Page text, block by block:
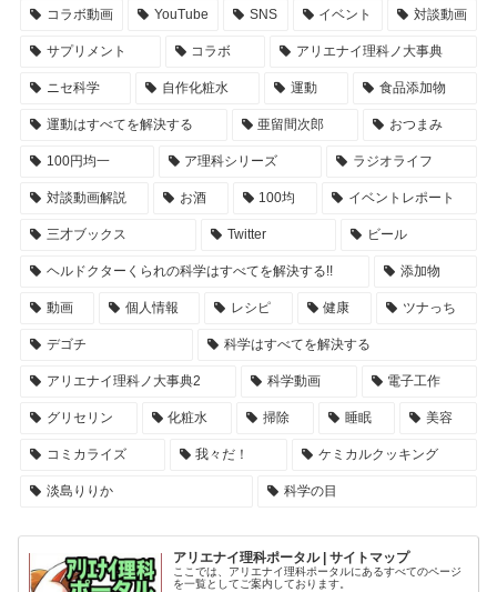
コラボ動画 YouTube SNS イベント 対談動画
サプリメント コラボ アリエナイ理科ノ大事典
ニセ科学 自作化粧水 運動 食品添加物
運動はすべてを解決する 亜留間次郎 おつまみ
100円均一 ア理科シリーズ ラジオライフ
対談動画解説 お酒 100均 イベントレポート
三才ブックス Twitter ビール
ヘルドクターくられの科学はすべてを解決する!! 添加物
動画 個人情報 レシピ 健康 ツナっち
デゴチ 科学はすべてを解決する
アリエナイ理科ノ大事典2 科学動画 電子工作
グリセリン 化粧水 掃除 睡眠 美容
コミカライズ 我々だ！ ケミカルクッキング
淡島りりか 科学の目
アリエナイ理科ポータル | サイトマップ
ここでは、アリエナイ理科ポータルにあるすべてのページ
を一覧としてご案内しております。